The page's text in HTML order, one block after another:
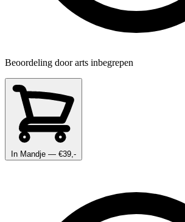
Beoordeling door arts inbegrepen
In Mandje — €39,-